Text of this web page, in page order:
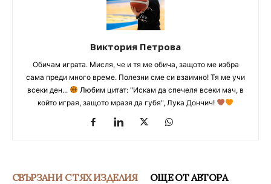
Виктория Петрова
Обичам играта. Мисля, че и тя ме обича, защото ме избра
сама преди много време. Полезни сме си взаимно! Тя ме учи
всеки ден...
Любим цитат: "Искам да спечеля всеки мач, в
който играя, защото мразя да губя", Лука Дончич!
СВЪРЗАНИ С ТЯХ ИЗДЕЛИЯ ОЩЕ ОТ АВТОРА